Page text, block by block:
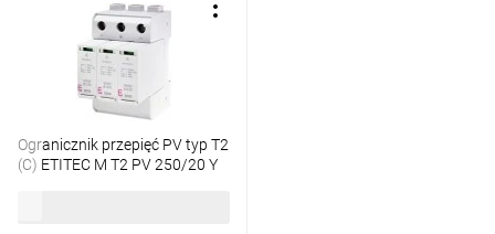
Ogranicznik przepięć PV typ T2
(C) ETITEC M T2 PV 250/20 Y